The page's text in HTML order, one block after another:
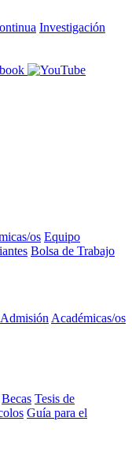
Investigación
os Equipo
Bolsa de Trabajo
Admisión Académicas/os
Becas Tesis de
Guía para el